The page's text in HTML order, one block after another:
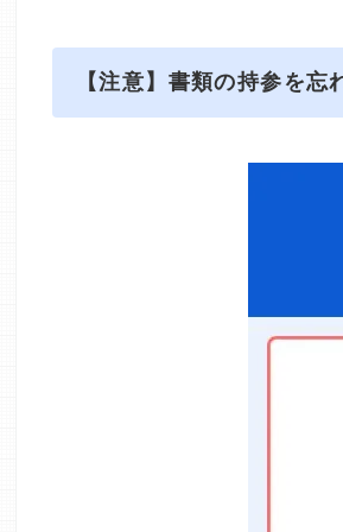
【注意】書類の持参を忘